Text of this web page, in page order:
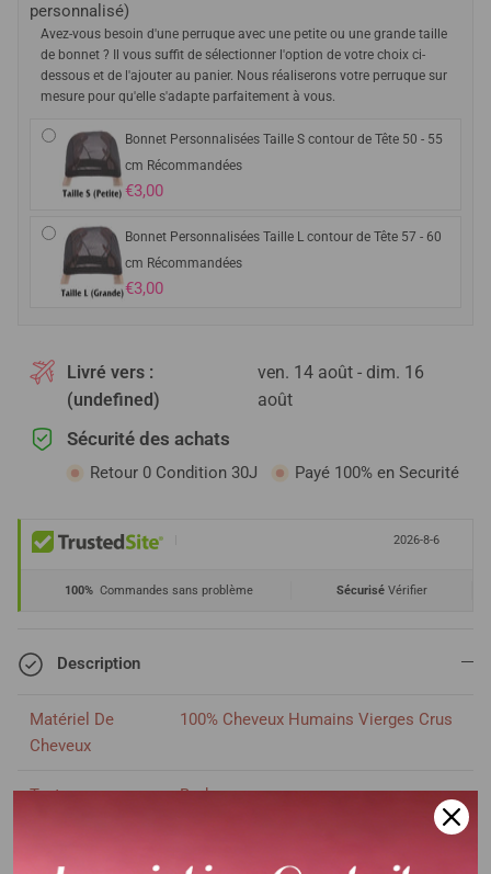
personnalisé)
Avez-vous besoin d'une perruque avec une petite ou une grande taille
de bonnet ? Il vous suffit de sélectionner l'option de votre choix ci-
dessous et de l'ajouter au panier. Nous réaliserons votre perruque sur
mesure pour qu'elle s'adapte parfaitement à vous.
Bonnet Personnalisées Taille S contour de Tête 50 - 55
cm Récommandées
€3,00
Bonnet Personnalisées Taille L contour de Tête 57 - 60
cm Récommandées
€3,00
Livré vers :
(undefined)
ven. 14 août - dim. 16
août
Sécurité des achats
Retour 0 Condition 30J Payé 100% en Securité
2026-8-6
100% Commandes sans problème SécuriséVérifier
Description
Matériel De
Cheveux
100% Cheveux Humains Vierges Crus
Texture Body wave